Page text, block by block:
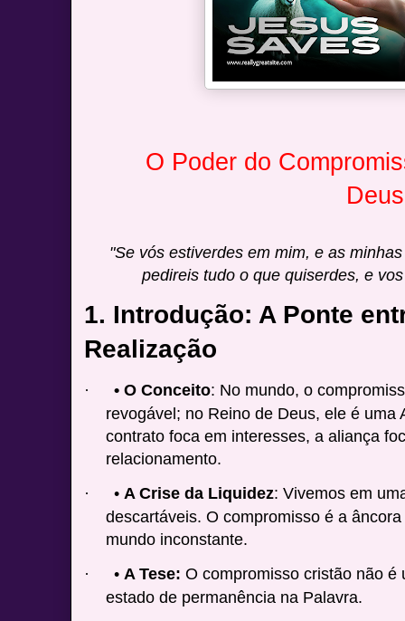
O Poder do
Deus
"Se vós estiverdes em mim, e as
pedireis tudo o que quiserdes, e
1. Introdução: A Ponte
Realização
· • O Conceito: No mundo, o
revogável; no Reino de Deus, ele é uma
contrato foca em interesses, a aliança
relacionamento.
· • A Crise da Liquidez: Vivemos em
descartáveis. O compromisso é a
mundo inconstante.
· • A Tese: O compromisso cristão não
estado de permanência na Palavra.